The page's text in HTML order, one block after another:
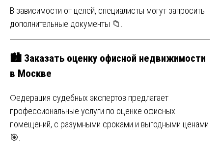
В зависимости от целей, специалисты могут запросить
дополнительные документы 📁.
🏙️ Заказать оценку офисной недвижимости
в Москве
Федерация судебных экспертов предлагает
профессиональные услуги по оценке офисных
помещений, с разумными сроками и выгодными ценами
🎯.